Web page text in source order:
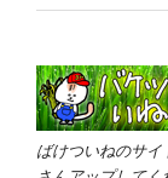
ばけついねのサイ